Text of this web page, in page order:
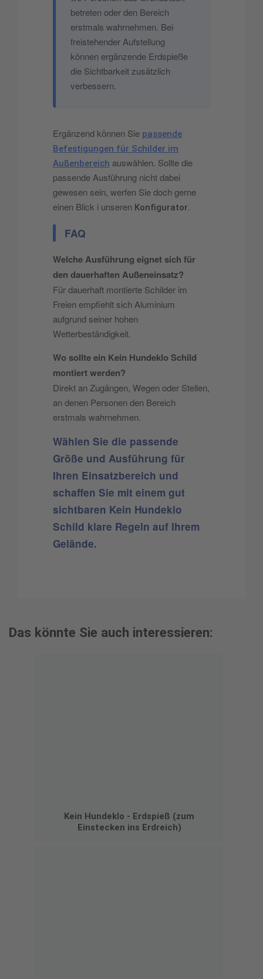
betreten oder den Bereich
erstmals wahrnehmen. Bei
freistehender Aufstellung
können ergänzende Erdspieße
die Sichtbarkeit zusätzlich
verbessern.
Ergänzend können Sie passende
Befestigungen für Schilder im
Außenbereich auswählen. Sollte die
passende Ausführung nicht dabei
gewesen sein, werfen Sie doch gerne
einen Blick i unseren Konfigurator.
FAQ
Welche Ausführung eignet sich für
den dauerhaften Außeneinsatz?
Für dauerhaft montierte Schilder im
Freien empfiehlt sich Aluminium
aufgrund seiner hohen
Wetterbeständigkeit.
Wo sollte ein Kein Hundeklo Schild
montiert werden?
Direkt an Zugängen, Wegen oder Stellen,
an denen Personen den Bereich
erstmals wahrnehmen.
Wählen Sie die passende
Größe und Ausführung für
Ihren Einsatzbereich und
schaffen Sie mit einem gut
sichtbaren Kein Hundeklo
Schild klare Regeln auf Ihrem
Gelände.
Das könnte Sie auch interessieren:
Kein Hundeklo - Erdspieß (zum
Einstecken ins Erdreich)